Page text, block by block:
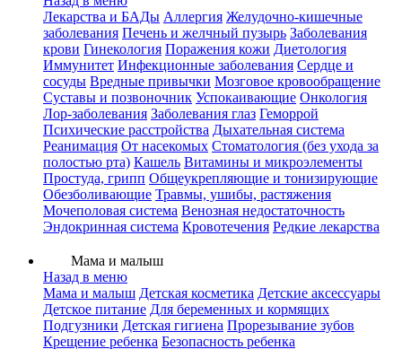
Лекарства и БАДы Аллергия Желудочно-кишечные
заболевания Печень и желчный пузырь Заболевания
крови Гинекология Поражения кожи Диетология
Иммунитет Инфекционные заболевания Сердце и
сосуды Вредные привычки Мозговое кровообращение
Суставы и позвоночник Успокаивающие Онкология
Лор-заболевания Заболевания глаз Геморрой
Психические расстройства Дыхательная система
Реанимация От насекомых Стоматология (без ухода за
полостью рта) Кашель Витамины и микроэлементы
Простуда, грипп Общеукрепляющие и тонизирующие
Обезболивающие Травмы, ушибы, растяжения
Мочеполовая система Венозная недостаточность
Эндокринная система Кровотечения Редкие лекарства
Мама и малыш
Назад в меню
Мама и малыш Детская косметика Детские аксессуары
Детское питание Для беременных и кормящих
Подгузники Детская гигиена Прорезывание зубов
Крещение ребенка Безопасность ребенка